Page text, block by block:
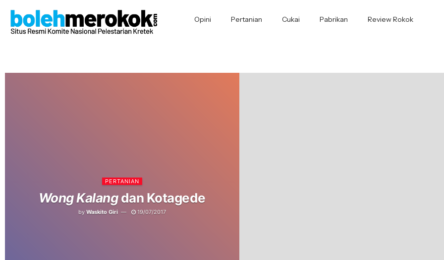
Opini Pertanian Cukai Pabrikan Review Rokok
PERTANIAN
Wong Kalangdan Kotagede
by Waskito Giri 19/07/2017